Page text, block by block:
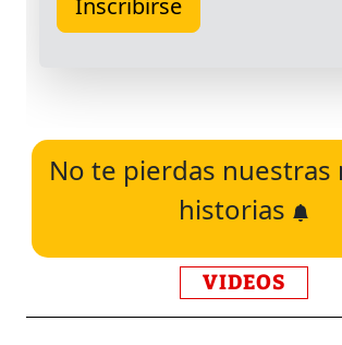
No te pierdas nuestras
historias
VIDEOS